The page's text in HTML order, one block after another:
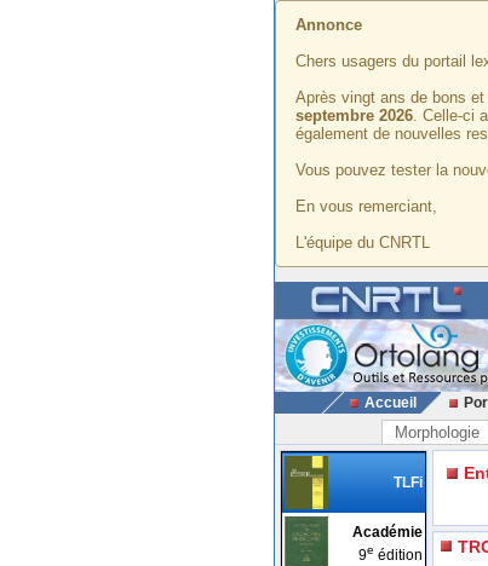
Annonce
Chers usagers du portail
Après vingt ans de bons
septembre 2026. Celle-ci
également de nouvelles
Vous pouvez tester la
En vous remerciant,
L'équipe du CNRTL
Accueil
Morphologie
TLFi
Académie
9e édition